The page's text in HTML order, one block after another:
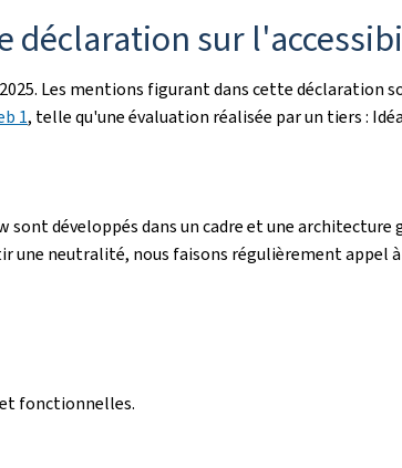
déclaration sur
. Les mentions figurant dans cette déclaration
1, telle qu'une évaluation réalisée par un tiers :
sont développés dans un cadre et une
une neutralité, nous faisons régulièrement appel
fonctionnelles.